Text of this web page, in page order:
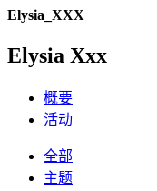
Elysia_XXX
Elysia Xxx
概要
活动
全部
主题